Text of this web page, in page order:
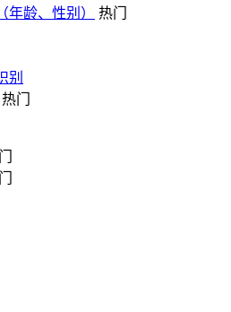
年龄、性别）
热门
别
热门